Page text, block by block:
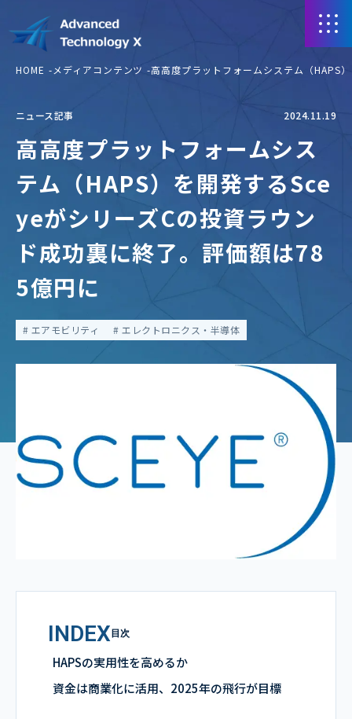
HOME メディアコンテンツ 高高度プラットフォームシステム（HAPS
ニュース記事 2024.11.19
高高度プラットフォームシス
テム（HAPS）を開発するSce
yeがシリーズCの投資ラウン
ド成功裏に終了。評価額は78
5億円に
エアモビリティ エレクトロニクス・半導体
INDEX 目次
HAPSの実用性を高めるか
資金は商業化に活用、2025年の飛行が目標